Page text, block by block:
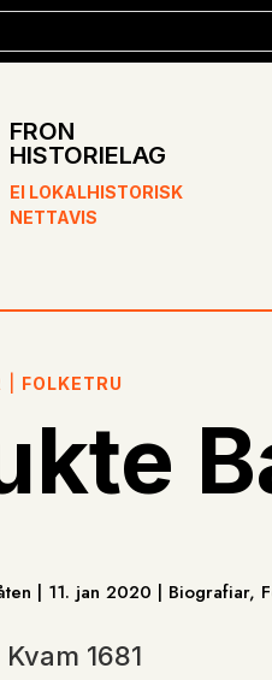
FRON
HISTORIELAG
EI LOKALHISTORISK
NETTAVIS
FOLKETRU
| 11. jan 2020 | Biografiar,
1681